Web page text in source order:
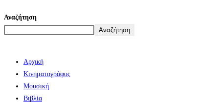
Αναζήτηση
Αναζήτηση
Αρχική
Κινηματογράφος
Μουσική
Βιβλία